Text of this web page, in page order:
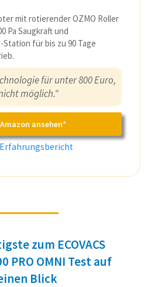
mit rotierender OZMO Roller
Pa Saugkraft und
für bis zu 90 Tage
für unter 800 Euro,
möglich."
ansehen*
zum ECOVACS
PRO OMNI Test auf
Blick